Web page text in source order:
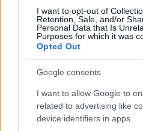
I want to opt-out of
Retention, Sale, and/or
Personal Data that Is
Purposes for which it was
Opted Out
Google consents
I want to allow Google to
related to advertising like
device identifiers in apps.
consapevoli e non farsi
dalle strategie di
vera innovazione nasce
le sfide con creatività e
AUTORE